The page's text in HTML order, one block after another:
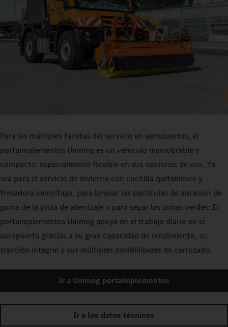
Para las múltiples facetas del servicio en aeropuertos, el
portaimplementos Unimog es un vehículo maniobrable y
compacto, especialmente flexible en sus opciones de uso. Ya
sea para el servicio de invierno con cuchilla quitanieves y
fresadora centrífuga, para limpiar las partículas de abrasión de
goma de la pista de aterrizaje o para segar las zonas verdes: El
portaimplementos Unimog apoya en el trabajo diario en el
aeropuerto gracias a su gran capacidad de rendimiento, su
tracción integral y sus múltiples posibilidades de carrozado.
Ir a Unimog portaimplementos
Ir a los datos técnicos